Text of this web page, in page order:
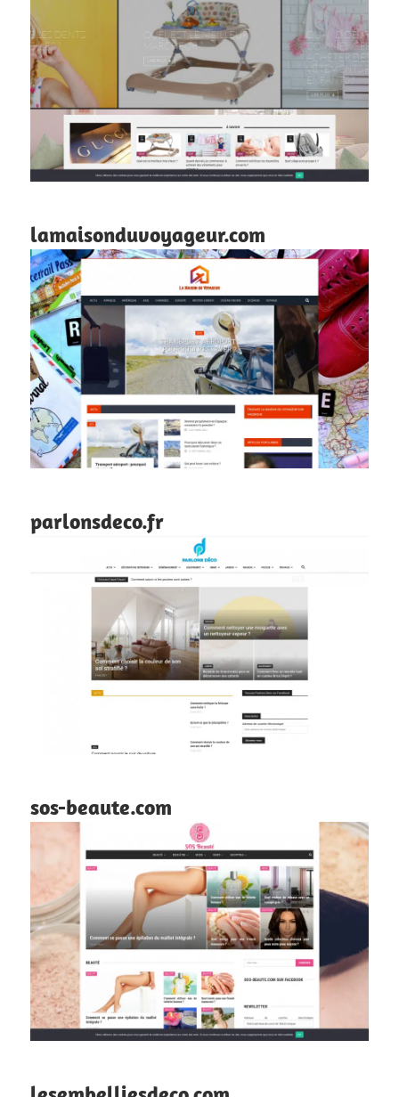
lamaisonduvoyageur.com
parlonsdeco.fr
sos-beaute.com